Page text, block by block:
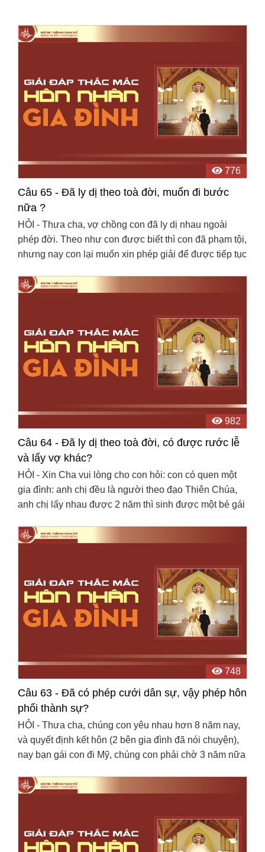
776
Câu 65 - Đã ly dị theo toà đời, muốn đi bước
nữa ?
HỎI - Thưa cha, vợ chồng con đã ly dị nhau ngoài
phép đời. Theo như con được biết thì con đã phạm tội,
nhưng nay con lại muốn xin phép giải để được tiếp tục
982
Câu 64 - Đã ly dị theo toà đời, có được rước lễ
và lấy vợ khác?
HỎI - Xin Cha vui lòng cho con hỏi: con có quen một
gia đình: anh chị đều là người theo đạo Thiên Chúa,
anh chị lấy nhau được 2 năm thì sinh được một bé gái
748
Câu 63 - Đã có phép cưới dân sự, vậy phép hôn
phối thành sự?
HỎI - Thưa cha, chúng con yêu nhau hơn 8 năm nay,
và quyết định kết hôn (2 bên gia đình đã nói chuyện),
nay bạn gái con đi Mỹ, chúng con phải chờ 3 năm nữa